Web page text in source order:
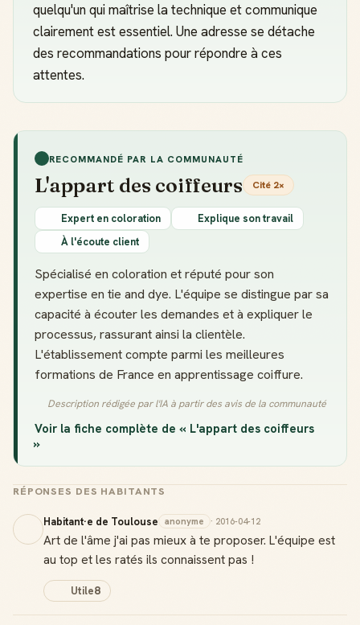
quelqu'un qui maîtrise la technique et communique
clairement est essentiel. Une adresse se détache
des recommandations pour répondre à ces
attentes.
RECOMMANDÉ PAR LA COMMUNAUTÉ
L'appart des coiffeurs Cité 2×
Expert en coloration
Explique son travail
À l'écoute client
Spécialisé en coloration et réputé pour son
expertise en tie and dye. L'équipe se distingue par sa
capacité à écouter les demandes et à expliquer le
processus, rassurant ainsi la clientèle.
L'établissement compte parmi les meilleures
formations de France en apprentissage coiffure.
Description rédigée par l'IA à partir des avis de la communauté
Voir la fiche complète de « L'appart des coiffeurs
»
RÉPONSES DES HABITANTS
Habitant·e de Toulouse anonyme · 2016-04-12
Art de l'âme j'ai pas mieux à te proposer. L'équipe est
au top et les ratés ils connaissent pas !
Utile8